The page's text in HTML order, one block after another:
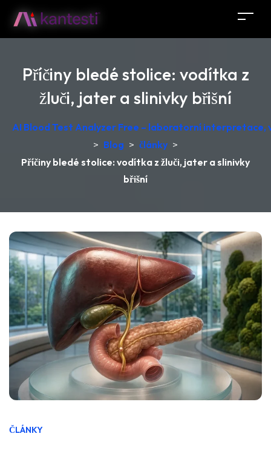
Příčiny bledé stolice: vodítka z
žluči, jater a slinivky břišní
AI Blood Test Analyzer Free – laboratorní interpretace,
> Blog > články >
Příčiny bledé stolice: vodítka z žluči, jater a slinivky
břišní
ČLÁNKY